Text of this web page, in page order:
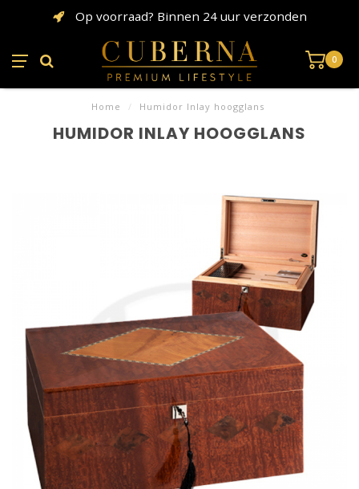
Op voorraad? Binnen 24 uur verzonden
0
Home / Humidor Inlay hoogglans
HUMIDOR INLAY HOOGGLANS